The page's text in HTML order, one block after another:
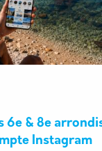
6e & 8e
Instagram